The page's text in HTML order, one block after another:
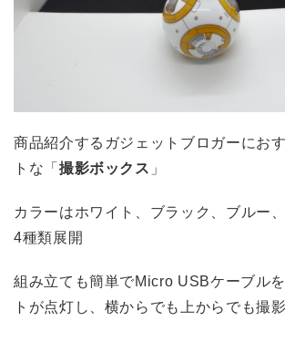
商品紹介するガジェットブロガーにお
トな「 撮影ボックス 」
カラーはホワイト、ブラック、ブルー
4種類展開
組み立ても簡単でMicro USBケーブル
トが点灯し、横からでも上からでも撮